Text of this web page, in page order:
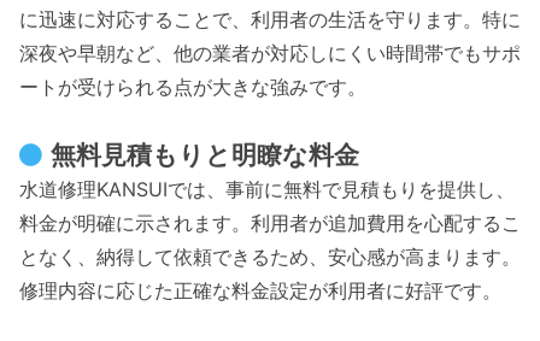
に迅速に対応することで、利用者の生活を守ります。特に
深夜や早朝など、他の業者が対応しにくい時間帯でもサポ
ートが受けられる点が大きな強みです。
無料見積もりと明瞭な料金
水道修理KANSUIでは、事前に無料で見積もりを提供し、
料金が明確に示されます。利用者が追加費用を心配するこ
となく、納得して依頼できるため、安心感が高まります。
修理内容に応じた正確な料金設定が利用者に好評です。